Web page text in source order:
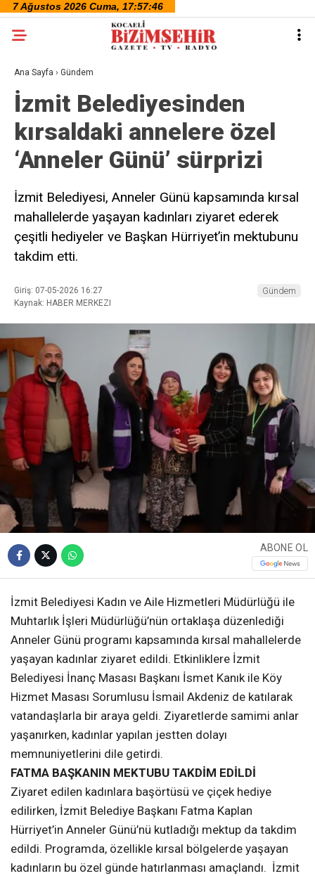
Ana Sayfa › Gündem
İzmit Belediyesinden
kırsaldaki annelere özel
‘Anneler Günü’ sürprizi
İzmit Belediyesi, Anneler Günü kapsamında kırsal
mahallelerde yaşayan kadınları ziyaret ederek
çeşitli hediyeler ve Başkan Hürriyet’in mektubunu
takdim etti.
Giriş: 07-05-2026 16:27
Kaynak: HABER MERKEZI
Gündem
ABONE OL
İzmit Belediyesi Kadın ve Aile Hizmetleri Müdürlüğü ile
Muhtarlık İşleri Müdürlüğü’nün ortaklaşa düzenlediği
Anneler Günü programı kapsamında kırsal mahallelerde
yaşayan kadınlar ziyaret edildi. Etkinliklere İzmit
Belediyesi İnanç Masası Başkanı İsmet Kanık ile Köy
Hizmet Masası Sorumlusu İsmail Akdeniz de katılarak
vatandaşlarla bir araya geldi. Ziyaretlerde samimi anlar
yaşanırken, kadınlar yapılan jestten dolayı
memnuniyetlerini dile getirdi.
FATMA BAŞKANIN MEKTUBU TAKDİM EDİLDİ
Ziyaret edilen kadınlara başörtüsü ve çiçek hediye
edilirken, İzmit Belediye Başkanı Fatma Kaplan
Hürriyet’in Anneler Günü’nü kutladığı mektup da takdim
edildi. Programda, özellikle kırsal bölgelerde yaşayan
kadınların bu özel günde hatırlanması amaçlandı. İzmit